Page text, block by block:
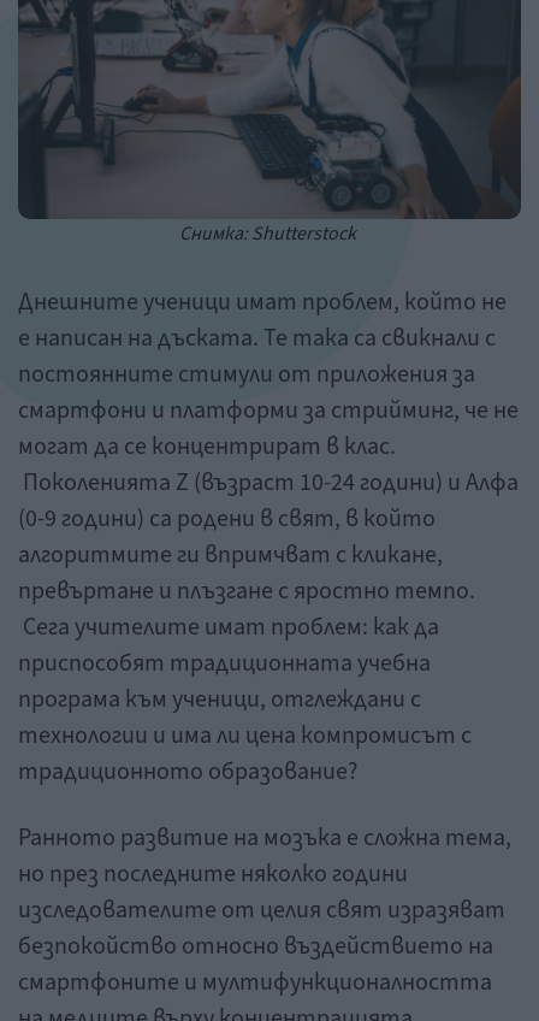
Снимка: Shutterstock
Днешните ученици имат проблем, който не
е написан на дъската. Те така са свикнали с
постоянните стимули от приложения за
смартфони и платформи за стрийминг, че не
могат да се концентрират в клас.
Поколенията Z (възраст 10-24 години) и Алфа
(0-9 години) са родени в свят, в който
алгоритмите ги впримчват с кликане,
превъртане и плъзгане с яростно темпо.
Сега учителите имат проблем: как да
приспособят традиционната учебна
програма към ученици, отглеждани с
технологии и има ли цена компромисът с
традиционното образование?
Ранното развитие на мозъка е сложна тема,
но през последните няколко години
изследователите от целия свят изразяват
безпокойство относно въздействието на
смартфоните и мултифункционалността